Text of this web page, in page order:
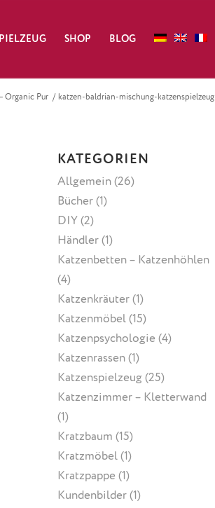
SHOP BLOG
Organic Pur / katzen-baldrian-mischung-katzenspielzeug
KATEGORIEN
Allgemein(26)
Bücher(1)
DIY (2)
Händler(1)
Katzenbetten – Katzenhöhlen
(4)
Katzenkräuter(1)
Katzenmöbel(15)
Katzenpsychologie (4)
Katzenrassen(1)
Katzenspielzeug(25)
Katzenzimmer – Kletterwand
(1)
Kratzbaum (15)
Kratzmöbel(1)
Kratzpappe (1)
Kundenbilder(1)